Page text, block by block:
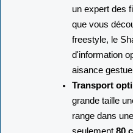
un expert des
que vous
freestyle, le
d'information
aisance
Transport
grande taille
range dans